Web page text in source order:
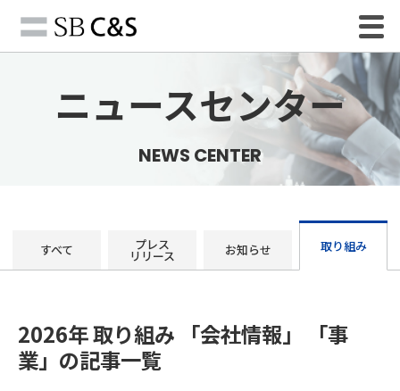
ニュースセンター
NEWS CENTER
すべて プレス
リリース お知らせ 取り組み
2026年 取り組み 「会社情報」 「事
業」の記事一覧